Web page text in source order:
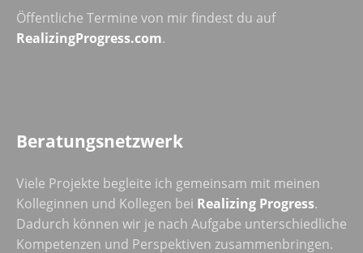
Öffentliche Termine von mir findest du auf
RealizingProgress.com.
Beratungsnetzwerk
Viele Projekte begleite ich gemeinsam mit meinen
Kolleginnen und Kollegen bei Realizing Progress.
Dadurch können wir je nach Aufgabe unterschiedliche
Kompetenzen und Perspektiven zusammenbringen.